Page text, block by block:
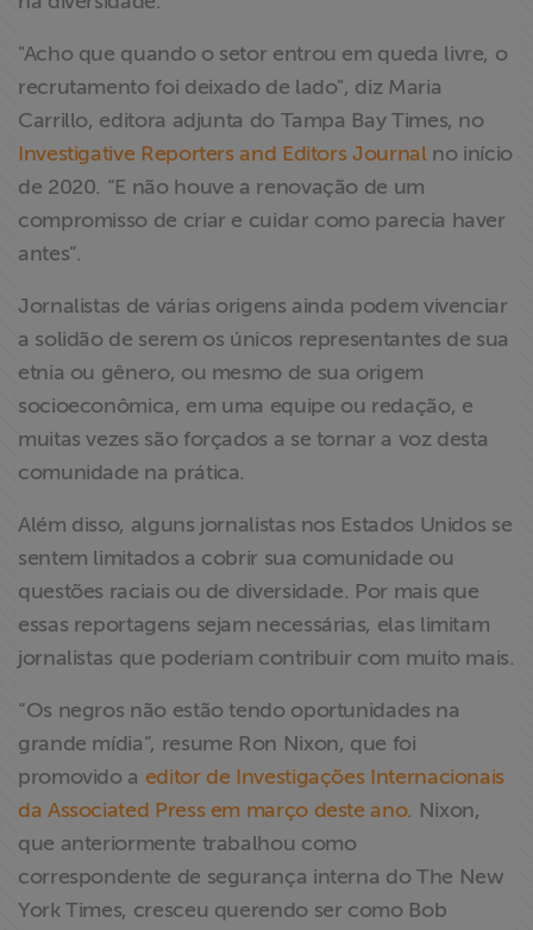
"Acho que quando o setor entrou em queda livre, o
recrutamento foi deixado de lado", diz Maria
Carrillo, editora adjunta do Tampa Bay Times, no
Investigative Reporters and Editors Journalno início
de 2020. “E não houve a renovação de um
compromisso de criar e cuidar como parecia haver
antes”.
Jornalistas de várias origens ainda podem vivenciar
a solidão de serem os únicos representantes de sua
etnia ou gênero, ou mesmo de sua origem
socioeconômica, em uma equipe ou redação, e
muitas vezes são forçados a se tornar a voz desta
comunidade na prática.
Além disso, alguns jornalistas nos Estados Unidos se
sentem limitados a cobrir sua comunidade ou
questões raciais ou de diversidade. Por mais que
essas reportagens sejam necessárias, elas limitam
jornalistas que poderiam contribuir com muito mais.
“Os negros não estão tendo oportunidades na
grande mídia”, resume Ron Nixon, que foi
promovido a editor de Investigações Internacionais
da Associated Press em março deste ano. Nixon,
que anteriormente trabalhou como
correspondente de segurança interna do The New
York Times, cresceu querendo ser como Bob